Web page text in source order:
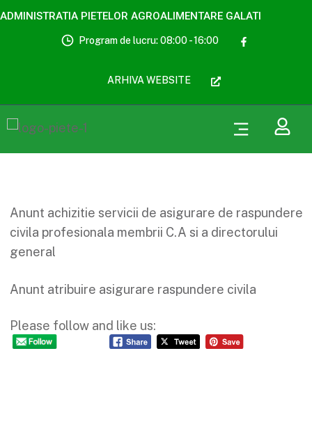
ADMINISTRATIA PIETELOR AGROALIMENTARE GALATI
Program de lucru: 08:00 - 16:00
ARHIVA WEBSITE
Anunt achizitie servicii de asigurare de raspundere
civila profesionala membrii C.A si a directorului
general
Anunt atribuire asigurare raspundere civila
Please follow and like us: